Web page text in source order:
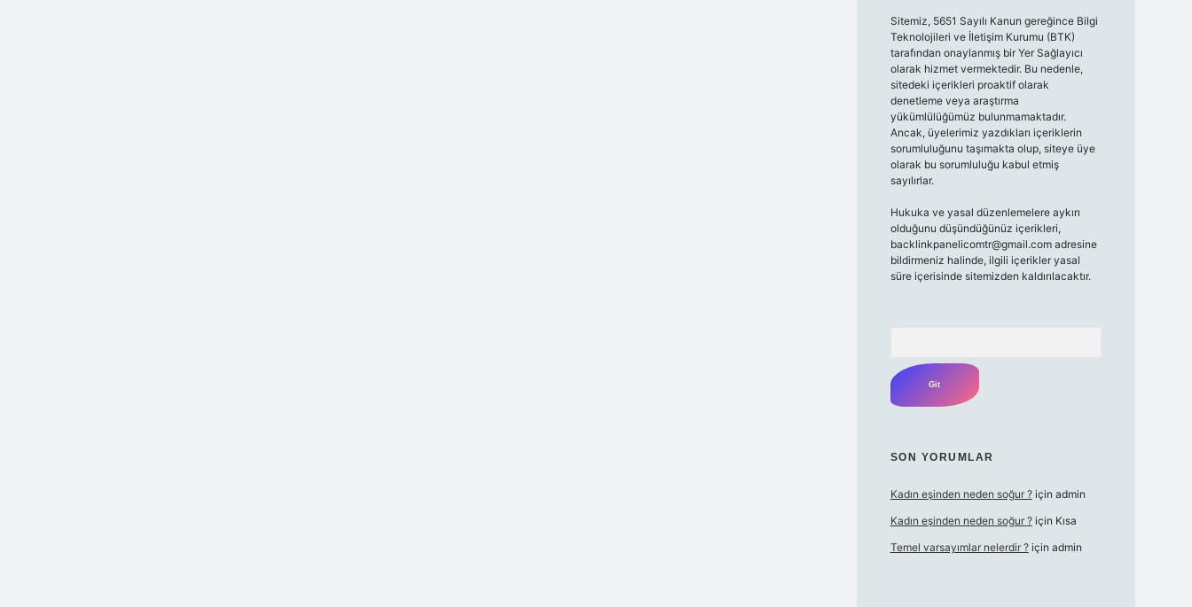
Sitemiz, 5651 Sayılı Kanun gereğince Bilgi
Teknolojileri ve İletişim Kurumu (BTK)
tarafından onaylanmış bir Yer Sağlayıcı
olarak hizmet vermektedir. Bu nedenle,
sitedeki içerikleri proaktif olarak
denetleme veya araştırma
yükümlülüğümüz bulunmamaktadır.
Ancak, üyelerimiz yazdıkları içeriklerin
sorumluluğunu taşımakta olup, siteye üye
olarak bu sorumluluğu kabul etmiş
sayılırlar.
Hukuka ve yasal düzenlemelere aykırı
olduğunu düşündüğünüz içerikleri,
backlinkpanelicomtr@gmail.comadresine
bildirmeniz halinde, ilgili içerikler yasal
süre içerisinde sitemizden kaldırılacaktır.
SON YORUMLAR
Kadın eşinden neden soğur ?için admin
Kadın eşinden neden soğur ?için Kısa
Temel varsayımlar nelerdir ?için admin